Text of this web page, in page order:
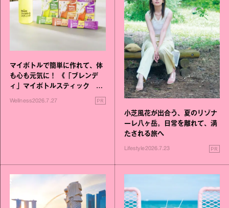
マイボトルで簡単に作れて、体
も心も元気に！ 《「ブレンデ
ィ」マイボトルスティック い
いこと毎日》シリーズが誕生
Wellness2026.7.27 PR
小芝風花が出合う、夏のリゾナ
ーレ八ヶ岳。日常を離れて、満
たされる旅へ
Lifestyle2026.7.23 PR